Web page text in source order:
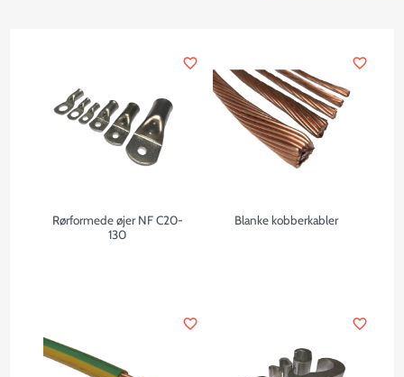
Rørformede øjer NF C20-
130
favorite_border
Blanke kobberkabler
favorite_border
favorite_border favorite_border